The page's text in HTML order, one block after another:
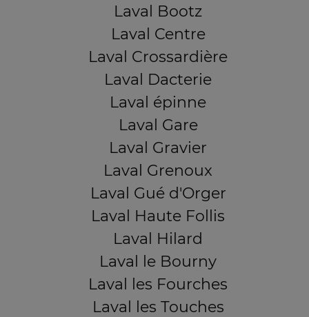
Laval Bootz
Laval Centre
Laval Crossardière
Laval Dacterie
Laval épinne
Laval Gare
Laval Gravier
Laval Grenoux
Laval Gué d'Orger
Laval Haute Follis
Laval Hilard
Laval le Bourny
Laval les Fourches
Laval les Touches